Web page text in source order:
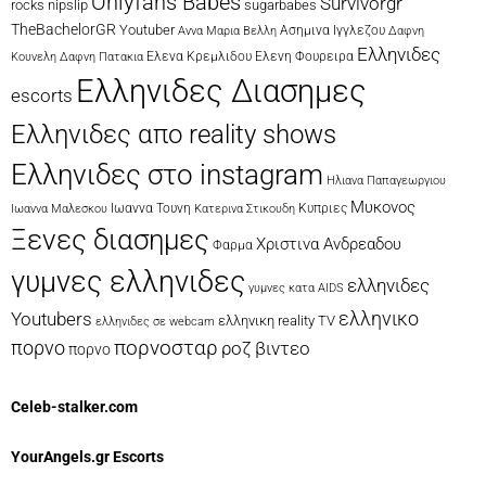
rocks nipslip sugarbabes
TheBachelorGR Youtuber Αννα Μαρια Βελλη Ασημινα Ιγγλεζου Δαφνη
Κουνελη Δαφνη Πατακια Ελενα Κρεμλιδου Ελενη Φουρειρα Ελληνιδες
escorts Ελληνιδες Διασημες
Ελληνιδες απο reality shows
Ελληνιδες στο instagram Ηλιανα Παπαγεωργιου
Ιωαννα Μαλεσκου Ιωαννα Τουνη Κατερινα Στικουδη Κυπριες Μυκονος
Ξενες διασημες Φαρμα Χριστινα Ανδρεαδου
γυμνες ελληνιδες γυμνες κατα AIDS ελληνιδες
Youtubers ελληνιδες σε webcam ελληνικη reality TV ελληνικο
πορνοπορνοπορνοσταρ ροζ βιντεο
Celeb-stalker.com
YourAngels.gr Escorts